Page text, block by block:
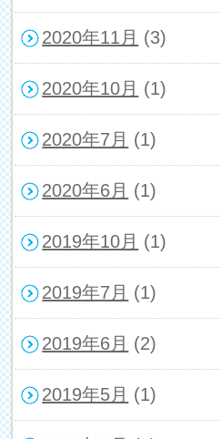
2020年11月 (3)
2020年10月 (1)
2020年7月 (1)
2020年6月 (1)
2019年10月 (1)
2019年7月 (1)
2019年6月 (2)
2019年5月 (1)